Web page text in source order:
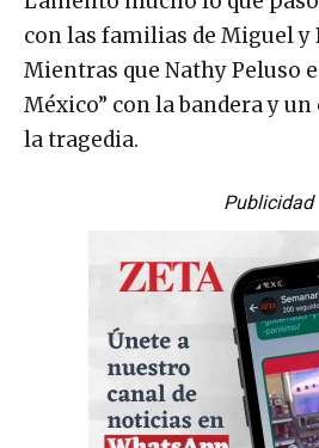
con las familias de Miguel y
Mientras que Nathy Peluso
México” con la bandera y
la tragedia.
Publicidad